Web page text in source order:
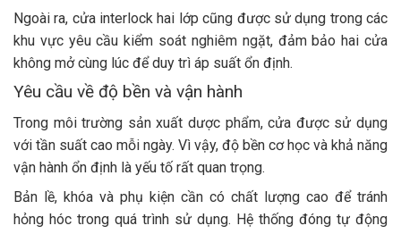
Ngoài ra, cửa interlock hai lớp cũng được sử dụng trong các
khu vực yêu cầu kiểm soát nghiêm ngặt, đảm bảo hai cửa
không mở cùng lúc để duy trì áp suất ổn định.
Yêu cầu về độ bền và vận hành
Trong môi trường sản xuất dược phẩm, cửa được sử dụng
với tần suất cao mỗi ngày. Vì vậy, độ bền cơ học và khả năng
vận hành ổn định là yếu tố rất quan trọng.
Bản lề, khóa và phụ kiện cần có chất lượng cao để tránh
hỏng hóc trong quá trình sử dụng. Hệ thống đóng tự động